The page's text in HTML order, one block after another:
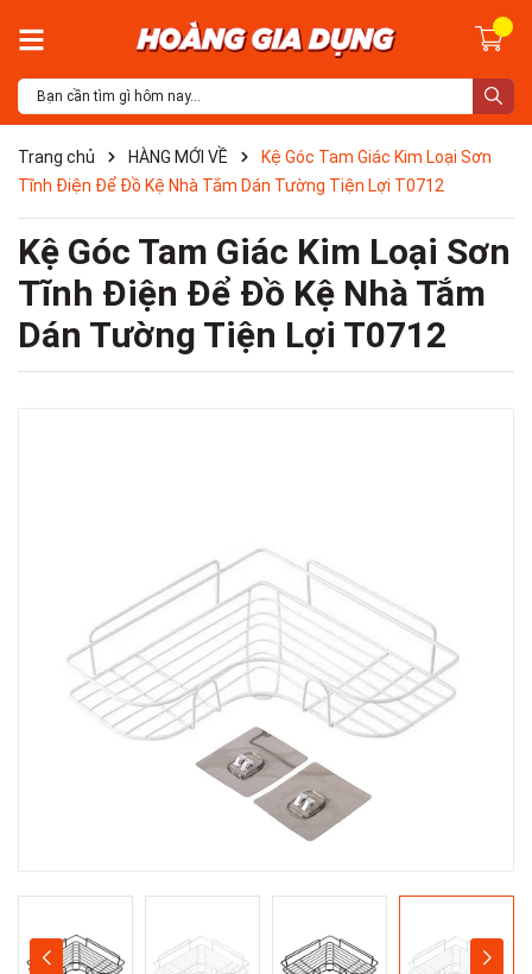
Trang chủ HÀNG MỚI VỀ
Kệ Góc Tam Giác Kim Loại Sơn
Tĩnh Điện Để Đồ Kệ Nhà Tắm Dán Tường Tiện Lợi T0712
Kệ Góc Tam Giác Kim Loại Sơn
Tĩnh Điện Để Đồ Kệ Nhà Tắm
Dán Tường Tiện Lợi T0712